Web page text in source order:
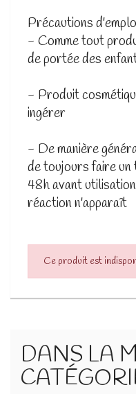
Précautions
- Comme tout
de portée des
- Produit
ingérer
- De manière
de toujours faire un
48h avant
réaction n'apparaît
Ce produit est
DANS LA